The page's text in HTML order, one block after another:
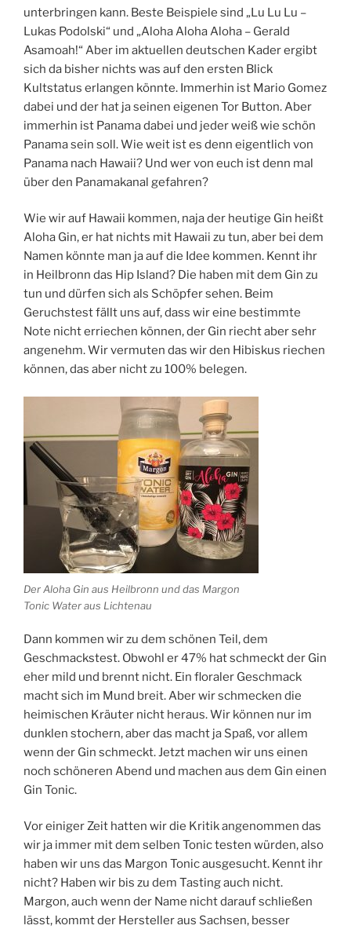
unterbringen kann. Beste Beispiele sind „Lu Lu Lu –
Lukas Podolski“ und „Aloha Aloha Aloha – Gerald
Asamoah!“ Aber im aktuellen deutschen Kader ergibt
sich da bisher nichts was auf den ersten Blick
Kultstatus erlangen könnte. Immerhin ist Mario Gomez
dabei und der hat ja seinen eigenen Tor Button. Aber
immerhin ist Panama dabei und jeder weiß wie schön
Panama sein soll. Wie weit ist es denn eigentlich von
Panama nach Hawaii? Und wer von euch ist denn mal
über den Panamakanal gefahren?
Wie wir auf Hawaii kommen, naja der heutige Gin heißt
Aloha Gin, er hat nichts mit Hawaii zu tun, aber bei dem
Namen könnte man ja auf die Idee kommen. Kennt ihr
in Heilbronn das Hip Island? Die haben mit dem Gin zu
tun und dürfen sich als Schöpfer sehen. Beim
Geruchstest fällt uns auf, dass wir eine bestimmte
Note nicht erriechen können, der Gin riecht aber sehr
angenehm. Wir vermuten das wir den Hibiskus riechen
können, das aber nicht zu 100% belegen.
Der Aloha Gin aus Heilbronn und das Margon
Tonic Water aus Lichtenau
Dann kommen wir zu dem schönen Teil, dem
Geschmackstest. Obwohl er 47% hat schmeckt der Gin
eher mild und brennt nicht. Ein floraler Geschmack
macht sich im Mund breit. Aber wir schmecken die
heimischen Kräuter nicht heraus. Wir können nur im
dunklen stochern, aber das macht ja Spaß, vor allem
wenn der Gin schmeckt. Jetzt machen wir uns einen
noch schöneren Abend und machen aus dem Gin einen
Gin Tonic.
Vor einiger Zeit hatten wir die Kritik angenommen das
wir ja immer mit dem selben Tonic testen würden, also
haben wir uns das Margon Tonic ausgesucht. Kennt ihr
nicht? Haben wir bis zu dem Tasting auch nicht.
Margon, auch wenn der Name nicht darauf schließen
lässt, kommt der Hersteller aus Sachsen, besser